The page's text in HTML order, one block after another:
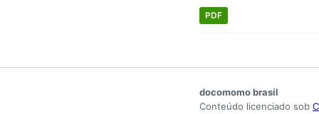
PDF
docomomo brasil
Conteúdo licenciado sob